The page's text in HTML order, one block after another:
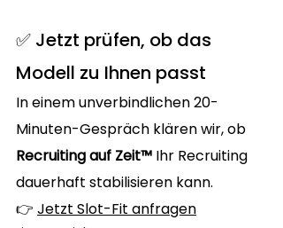
✅ Jetzt prüfen, ob das
Modell zu Ihnen passt
In einem unverbindlichen 20-
Minuten-Gespräch klären wir, ob
Recruiting auf Zeit™ Ihr Recruiting
dauerhaft stabilisieren kann.
👉 Jetzt Slot-Fit anfragen